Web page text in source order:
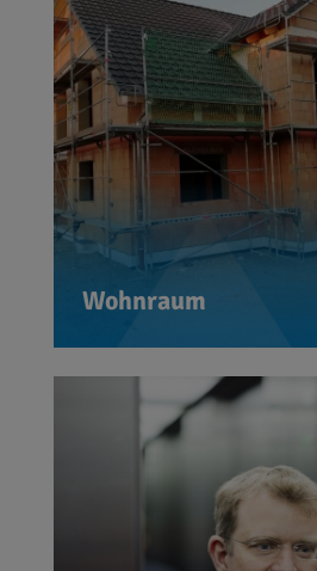
Wohnraum
Das beste Mittel gegen
ist der Bau
Hier müssen wir
schaffen, anstatt
Vermieter mit
Verboten,
Wir
Innovationen
abbauen